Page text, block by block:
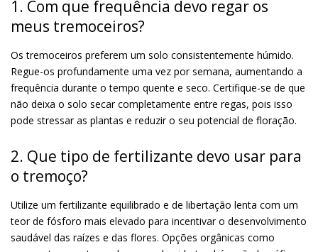
1. Com que frequência devo regar os
meus tremoceiros?
Os tremoceiros preferem um solo consistentemente húmido.
Regue-os profundamente uma vez por semana, aumentando a
frequência durante o tempo quente e seco. Certifique-se de que
não deixa o solo secar completamente entre regas, pois isso
pode stressar as plantas e reduzir o seu potencial de floração.
2. Que tipo de fertilizante devo usar para
o tremoço?
Utilize um fertilizante equilibrado e de libertação lenta com um
teor de fósforo mais elevado para incentivar o desenvolvimento
saudável das raízes e das flores. Opções orgânicas como